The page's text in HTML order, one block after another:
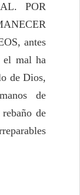
POR
antes
el mal ha
de Dios,
de
de